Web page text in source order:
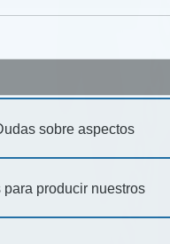
sobre aspectos
producir nuestros